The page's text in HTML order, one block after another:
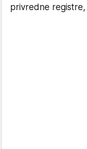
privredne